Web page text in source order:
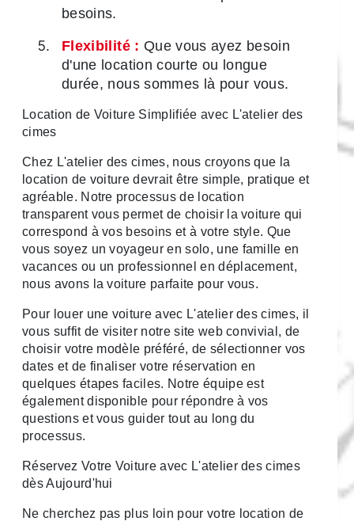
besoins.
Flexibilité : Que vous ayez besoin
d'une location courte ou longue
durée, nous sommes là pour vous.
Location de Voiture Simplifiée avec L'atelier des
cimes
Chez L'atelier des cimes, nous croyons que la
location de voiture devrait être simple, pratique et
agréable. Notre processus de location
transparent vous permet de choisir la voiture qui
correspond à vos besoins et à votre style. Que
vous soyez un voyageur en solo, une famille en
vacances ou un professionnel en déplacement,
nous avons la voiture parfaite pour vous.
Pour louer une voiture avec L'atelier des cimes, il
vous suffit de visiter notre site web convivial, de
choisir votre modèle préféré, de sélectionner vos
dates et de finaliser votre réservation en
quelques étapes faciles. Notre équipe est
également disponible pour répondre à vos
questions et vous guider tout au long du
processus.
Réservez Votre Voiture avec L'atelier des cimes
dès Aujourd'hui
Ne cherchez pas plus loin pour votre location de